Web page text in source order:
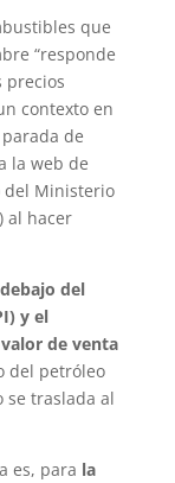
que
“responde
precios
contexto en
de
la web de
del Ministerio
al hacer
del
y el
de venta
del petróleo
se traslada al
es, para la